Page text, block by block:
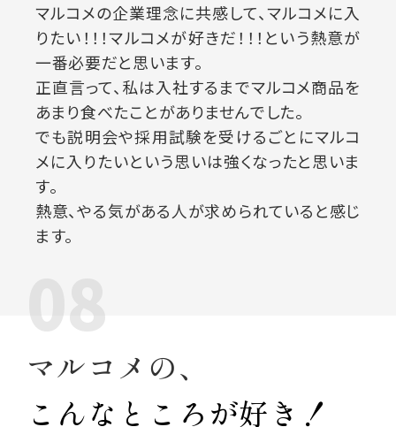
マルコメの企業理念に共感して、マルコメに入
りたい！！！マルコメが好きだ！！！という熱意が
一番必要だと思います。
正直言って、私は入社するまでマルコメ商品を
あまり食べたことがありませんでした。
でも説明会や採用試験を受けるごとにマルコ
メに入りたいという思いは強くなったと思いま
す。
熱意、やる気がある人が求められていると感じ
ます。
08
マルコメの、
こんなところが好き！